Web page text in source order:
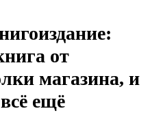
от
магазина, и
ещё